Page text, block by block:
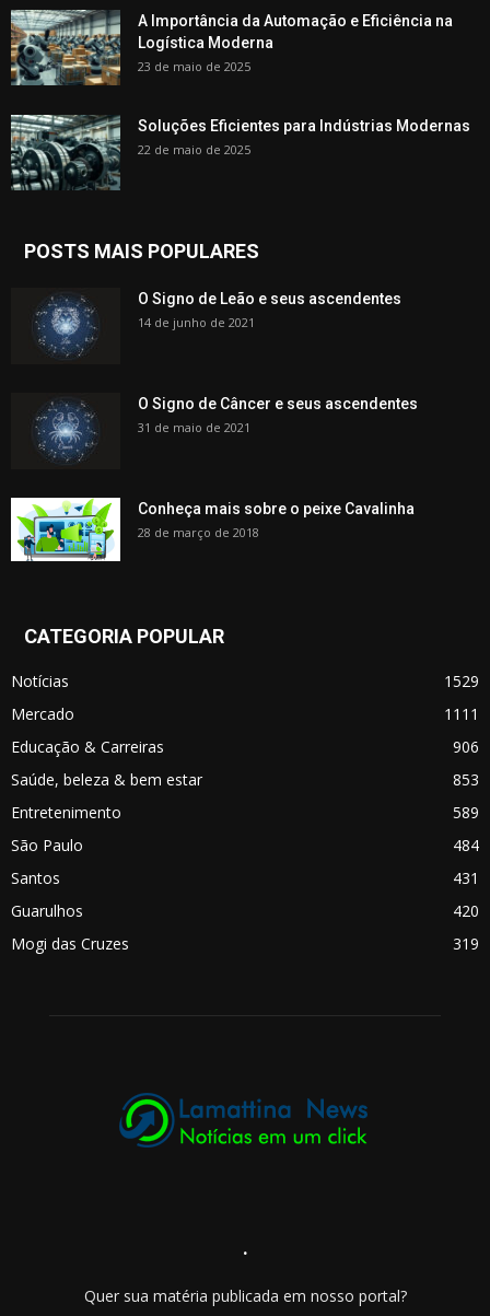
A Importância da Automação e Eficiência na
Logística Moderna
23 de maio de 2025
Soluções Eficientes para Indústrias Modernas
22 de maio de 2025
POSTS MAIS POPULARES
O Signo de Leão e seus ascendentes
14 de junho de 2021
O Signo de Câncer e seus ascendentes
31 de maio de 2021
Conheça mais sobre o peixe Cavalinha
28 de março de 2018
CATEGORIA POPULAR
Notícias
1529
Mercado
1111
Educação & Carreiras
906
Saúde, beleza & bem estar
853
Entretenimento
589
São Paulo
484
Santos
431
Guarulhos
420
Mogi das Cruzes
319
.
Quer sua matéria publicada em nosso portal?